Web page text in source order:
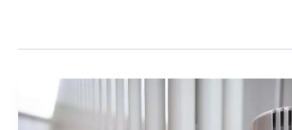
Quando